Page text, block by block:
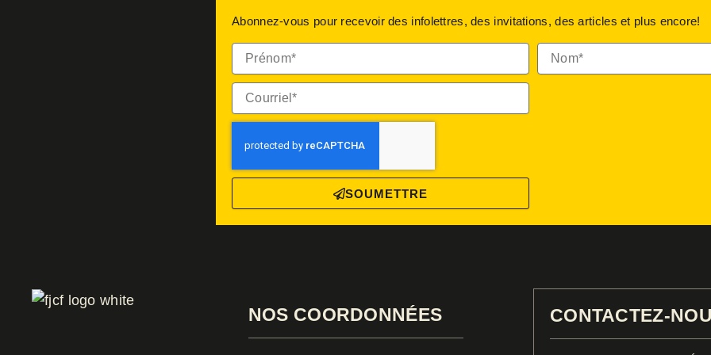
Abonnez-vous pour recevoir des infolettres, des invitations, des articles et plus encore!
Prénom* Nom*
Courriel*
SOUMETTRE
NOS COORDONNÉES CONTACTEZ-